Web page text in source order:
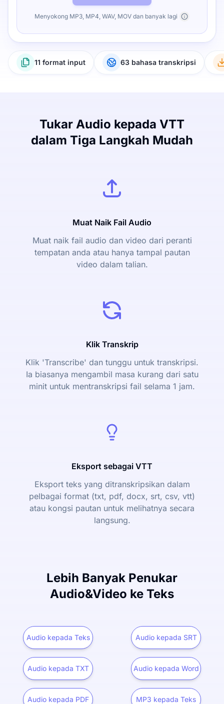
Menyokong MP3, MP4, WAV, MOV dan banyak lagi
11 format input 63 bahasa transkripsi
Tukar Audio kepada VTT
dalam Tiga Langkah Mudah
Muat Naik Fail Audio
Muat naik fail audio dan video dari peranti
tempatan anda atau hanya tampal pautan
video dalam talian.
Klik Transkrip
Klik 'Transcribe' dan tunggu untuk transkripsi.
Ia biasanya mengambil masa kurang dari satu
minit untuk mentranskripsi fail selama 1 jam.
Eksport sebagai VTT
Eksport teks yang ditranskripsikan dalam
pelbagai format (txt, pdf, docx, srt, csv, vtt)
atau kongsi pautan untuk melihatnya secara
langsung.
Lebih Banyak Penukar
Audio&Video ke Teks
Audio kepada Teks Audio kepada SRT
Audio kepada TXT Audio kepada Word
Audio kepada PDF MP3 kepada Teks